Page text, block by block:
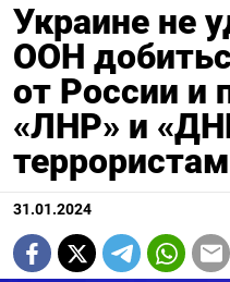
Украине не
ООН
от России и
«ЛНР» и
31.01.2024